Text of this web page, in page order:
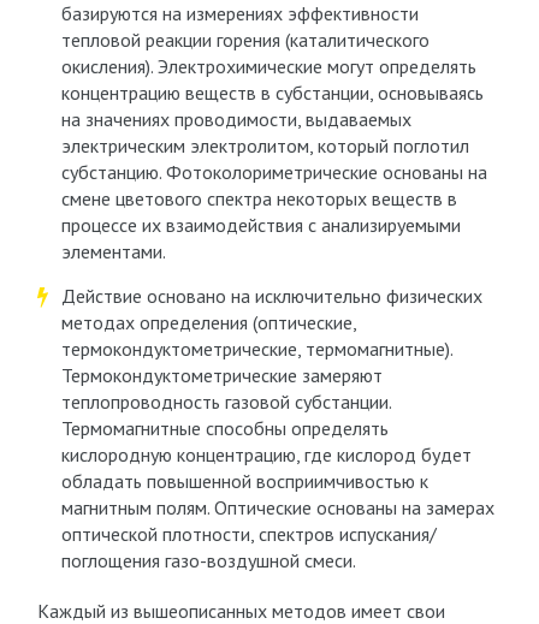
базируются на измерениях эффективности
тепловой реакции горения (каталитического
окисления). Электрохимические могут определять
концентрацию веществ в субстанции, основываясь
на значениях проводимости, выдаваемых
электрическим электролитом, который поглотил
субстанцию. Фотоколориметрические основаны на
смене цветового спектра некоторых веществ в
процессе их взаимодействия с анализируемыми
элементами.
Действие основано на исключительно физических
методах определения (оптические,
термокондуктометрические, термомагнитные).
Термокондуктометрические замеряют
теплопроводность газовой субстанции.
Термомагнитные способны определять
кислородную концентрацию, где кислород будет
обладать повышенной восприимчивостью к
магнитным полям. Оптические основаны на замерах
оптической плотности, спектров испускания/
поглощения газо-воздушной смеси.
Каждый из вышеописанных методов имеет свои